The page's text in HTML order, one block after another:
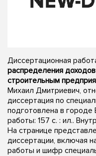
Диссертационная
распределения
строительным
Михаил Дмитриевич,
диссертация по
подготовлена в
работы: 157 с. : ил..
На странице
диссертации, включая
работы и шифр